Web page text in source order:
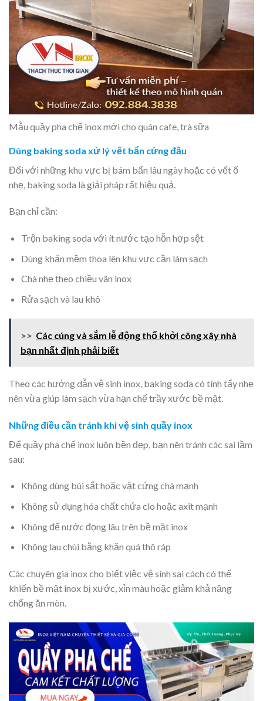
Mẫu quầy pha chế inox mới cho quán cafe, trà sữa
Dùng baking soda xử lý vết bẩn cứng đầu
Đối với những khu vực bị bám bẩn lâu ngày hoặc có vết ố
nhẹ, baking soda là giải pháp rất hiệu quả.
Bạn chỉ cần:
Trộn baking soda với ít nước tạo hỗn hợp sệt
Dùng khăn mềm thoa lên khu vực cần làm sạch
Chà nhẹ theo chiều vân inox
Rửa sạch và lau khô
>> Các cúng và sắm lễ động thổ khởi công xây nhà
bạn nhất định phải biết
Theo các hướng dẫn vệ sinh inox, baking soda có tính tẩy nhẹ
nên vừa giúp làm sạch vừa hạn chế trầy xước bề mặt.
Những điều cần tránh khi vệ sinh quầy inox
Để quầy pha chế inox luôn bền đẹp, bạn nên tránh các sai lầm
sau:
Không dùng búi sắt hoặc vật cứng chà mạnh
Không sử dụng hóa chất chứa clo hoặc axit mạnh
Không để nước đọng lâu trên bề mặt inox
Không lau chùi bằng khăn quá thô ráp
Các chuyên gia inox cho biết việc vệ sinh sai cách có thể
khiến bề mặt inox bị xước, xỉn màu hoặc giảm khả năng
chống ăn mòn.